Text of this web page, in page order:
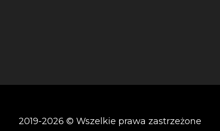
2019-2026 © Wszelkie prawa zastrzeżone